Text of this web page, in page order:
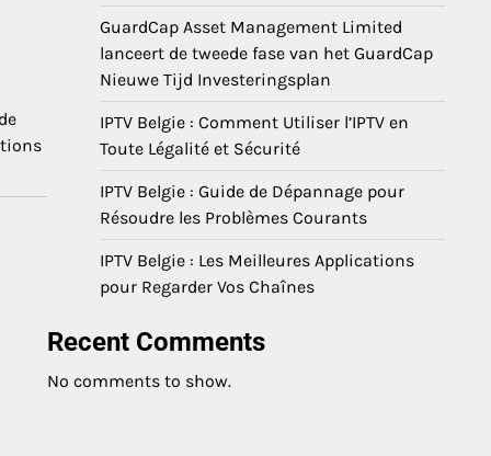
GuardCap Asset Management Limited
lanceert de tweede fase van het GuardCap
Nieuwe Tijd Investeringsplan
IPTV Belgie : Comment Utiliser l’IPTV en
Toute Légalité et Sécurité
IPTV Belgie : Guide de Dépannage pour
Résoudre les Problèmes Courants
IPTV Belgie : Les Meilleures Applications
pour Regarder Vos Chaînes
Recent Comments
No comments to show.